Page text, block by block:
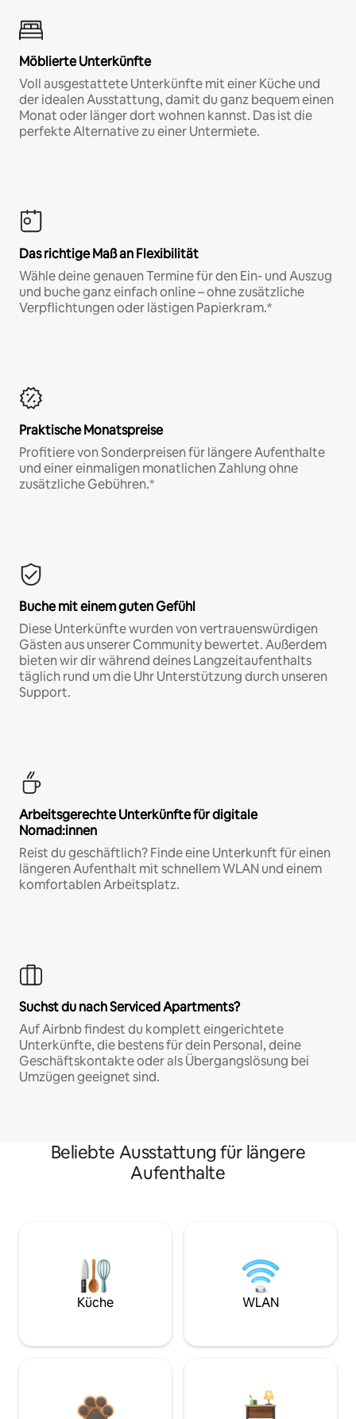
Möblierte Unterkünfte
Voll ausgestattete Unterkünfte mit einer Küche und
der idealen Ausstattung, damit du ganz bequem einen
Monat oder länger dort wohnen kannst. Das ist die
perfekte Alternative zu einer Untermiete.
Das richtige Maß an Flexibilität
Wähle deine genauen Termine für den Ein- und Auszug
und buche ganz einfach online – ohne zusätzliche
Verpflichtungen oder lästigen Papierkram.*
Praktische Monatspreise
Profitiere von Sonderpreisen für längere Aufenthalte
und einer einmaligen monatlichen Zahlung ohne
zusätzliche Gebühren.*
Buche mit einem guten Gefühl
Diese Unterkünfte wurden von vertrauenswürdigen
Gästen aus unserer Community bewertet. Außerdem
bieten wir dir während deines Langzeitaufenthalts
täglich rund um die Uhr Unterstützung durch unseren
Support.
Arbeitsgerechte Unterkünfte für digitale
Nomad:innen
Reist du geschäftlich? Finde eine Unterkunft für einen
längeren Aufenthalt mit schnellem WLAN und einem
komfortablen Arbeitsplatz.
Suchst du nach Serviced Apartments?
Auf Airbnb findest du komplett eingerichtete
Unterkünfte, die bestens für dein Personal, deine
Geschäftskontakte oder als Übergangslösung bei
Umzügen geeignet sind.
Beliebte Ausstattung für längere
Aufenthalte
Küche WLAN